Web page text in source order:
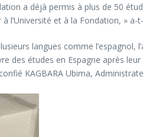
a déjà permis à plus de 50
l’Université et à la Fondation, » a-
langues comme l’espagnol,
des études en Espagne après leur
KAGBARA Ubima,